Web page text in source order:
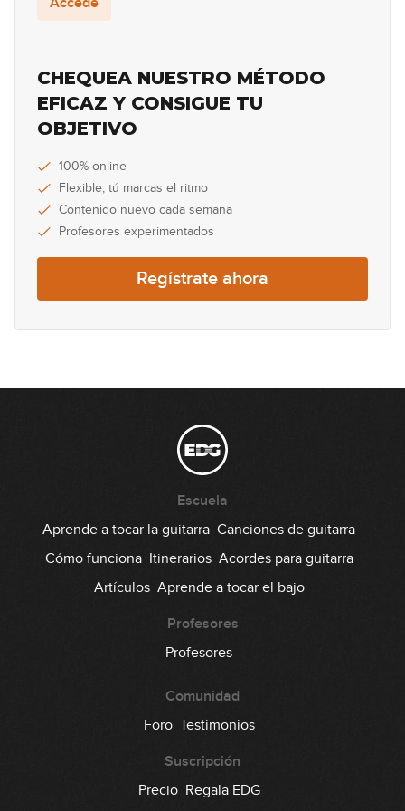
32:59
31:58
My Way
10:15
25:03
Maná - Clavado en un bar
(simplificada)
The Rolling Stones - Brown Sugar
U2 - I Still Haven't Found What I'm
Looking For
Muse - Plug In Baby
Leño - Maneras de vivir
AC/DC - Highway To Hell
CHEQUEA NUESTRO MÉTODO
EFICAZ Y CONSIGUE TU
OBJETIVO
100% online
Flexible, tú marcas el ritmo
Contenido nuevo cada semana
Profesores experimentados
Regístrate ahora
Escuela
Aprende a tocar la guitarra Canciones de guitarra
Cómo funciona Itinerarios Acordes para guitarra
Artículos Aprende a tocar el bajo
Profesores
Profesores
Comunidad
Foro Testimonios
Suscripción
Precio Regala EDG